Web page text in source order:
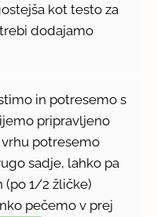
kot testo za
dodajamo
in potresemo s
pripravljeno
potresemo
sadje, lahko pa
(po 1/2 žličke)
pečemo v prej